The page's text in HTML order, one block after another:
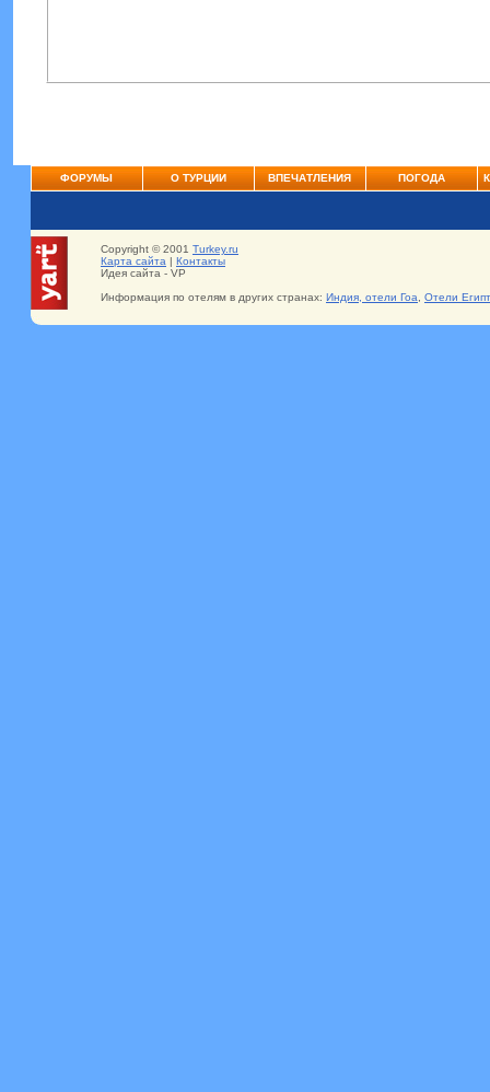
ФОРУМЫ О ТУРЦИИ ВПЕЧАТЛЕНИЯ ПОГОДА
Copyright © 2001 Turkey.ru
Карта сайта | Контакты
Идея сайта - VP
Информация по отелям в других странах: Индия, отели Гоа Отели